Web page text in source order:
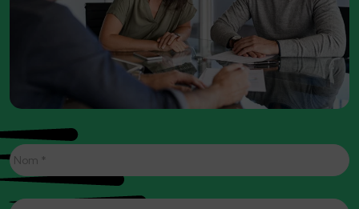
Nom *
Prénom